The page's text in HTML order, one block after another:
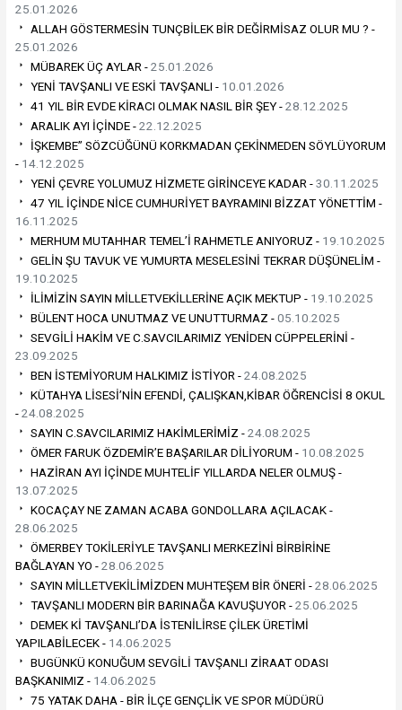
25.01.2026
ALLAH GÖSTERMESİN TUNÇBİLEK BİR DEĞİRMİSAZ OLUR MU ? -
25.01.2026
MÜBAREK ÜÇ AYLAR -25.01.2026
YENİ TAVŞANLI VE ESKİ TAVŞANLI - 10.01.2026
41 YIL BİR EVDE KİRACI OLMAK NASIL BİR ŞEY -28.12.2025
ARALIK AYI İÇİNDE -22.12.2025
İŞKEMBE” SÖZCÜĞÜNÜ KORKMADAN ÇEKİNMEDEN SÖYLÜYORUM
- 14.12.2025
YENİ ÇEVRE YOLUMUZ HİZMETE GİRİNCEYE KADAR -30.11.2025
47 YIL İÇİNDE NİCE CUMHURİYET BAYRAMINI BİZZAT YÖNETTİM -
16.11.2025
MERHUM MUTAHHAR TEMEL’İ RAHMETLE ANIYORUZ - 19.10.2025
GELİN ŞU TAVUK VE YUMURTA MESELESİNİ TEKRAR DÜŞÜNELİM -
19.10.2025
İLİMİZİN SAYIN MİLLETVEKİLLERİNE AÇIK MEKTUP - 19.10.2025
BÜLENT HOCA UNUTMAZ VE UNUTTURMAZ -05.10.2025
SEVGİLİ HAKİM VE C.SAVCILARIMIZ YENİDEN CÜPPELERİNİ -
23.09.2025
BEN İSTEMİYORUM HALKIMIZ İSTİYOR -24.08.2025
KÜTAHYA LİSESİ’NİN EFENDİ, ÇALIŞKAN,KİBAR ÖĞRENCİSİ 8 OKUL
-24.08.2025
SAYIN C.SAVCILARIMIZ HAKİMLERİMİZ -24.08.2025
ÖMER FARUK ÖZDEMİR’E BAŞARILAR DİLİYORUM - 10.08.2025
HAZİRAN AYI İÇİNDE MUHTELİF YILLARDA NELER OLMUŞ -
13.07.2025
KOCAÇAY NE ZAMAN ACABA GONDOLLARA AÇILACAK -
28.06.2025
ÖMERBEY TOKİLERİYLE TAVŞANLI MERKEZİNİ BİRBİRİNE
BAĞLAYAN YO -28.06.2025
SAYIN MİLLETVEKİLİMİZDEN MUHTEŞEM BİR ÖNERİ -28.06.2025
TAVŞANLI MODERN BİR BARINAĞA KAVUŞUYOR -25.06.2025
DEMEK Kİ TAVŞANLI’DA İSTENİLİRSE ÇİLEK ÜRETİMİ
YAPILABİLECEK - 14.06.2025
BUGÜNKÜ KONUĞUM SEVGİLİ TAVŞANLI ZİRAAT ODASI
BAŞKANIMIZ - 14.06.2025
75 YATAK DAHA - BİR İLÇE GENÇLİK VE SPOR MÜDÜRÜ